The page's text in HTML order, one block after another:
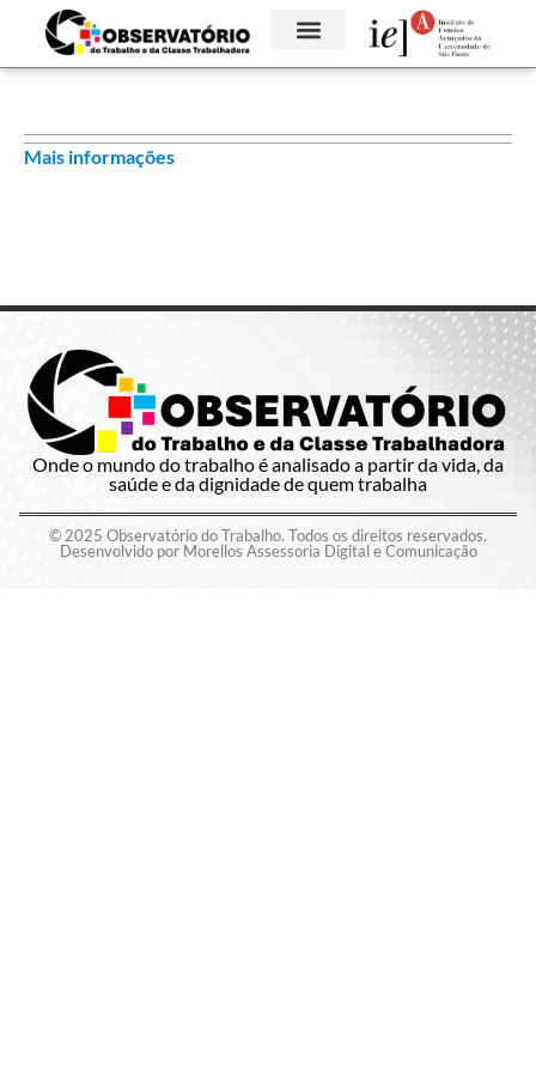
Mais informações
Onde o mundo do trabalho é analisado a partir da vida, da
saúde e da dignidade de quem trabalha
© 2025 Observatório do Trabalho. Todos os direitos reservados.
Desenvolvido por Morellos Assessoria Digital e Comunicação